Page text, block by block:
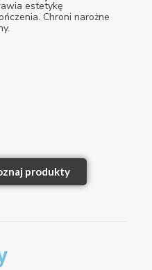
estetykę
Chroni narożne
produkty